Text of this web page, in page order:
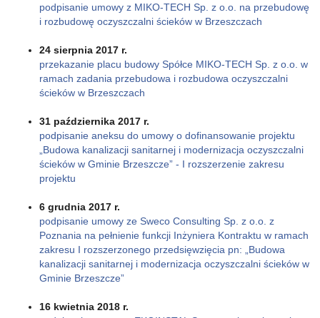
podpisanie umowy z MIKO-TECH Sp. z o.o. na przebudowę
i rozbudowę oczyszczalni ścieków w Brzeszczach
24 sierpnia 2017 r.
przekazanie placu budowy Spółce MIKO-TECH Sp. z o.o. w
ramach zadania przebudowa i rozbudowa oczyszczalni
ścieków w Brzeszczach
31 października 2017 r.
podpisanie aneksu do umowy o dofinansowanie projektu
„Budowa kanalizacji sanitarnej i modernizacja oczyszczalni
ścieków w Gminie Brzeszcze” - I rozszerzenie zakresu
projektu
6 grudnia 2017 r.
podpisanie umowy ze Sweco Consulting Sp. z o.o. z
Poznania na pełnienie funkcji Inżyniera Kontraktu w ramach
zakresu I rozszerzonego przedsięwzięcia pn: „Budowa
kanalizacji sanitarnej i modernizacja oczyszczalni ścieków w
Gminie Brzeszcze”
16 kwietnia 2018 r.